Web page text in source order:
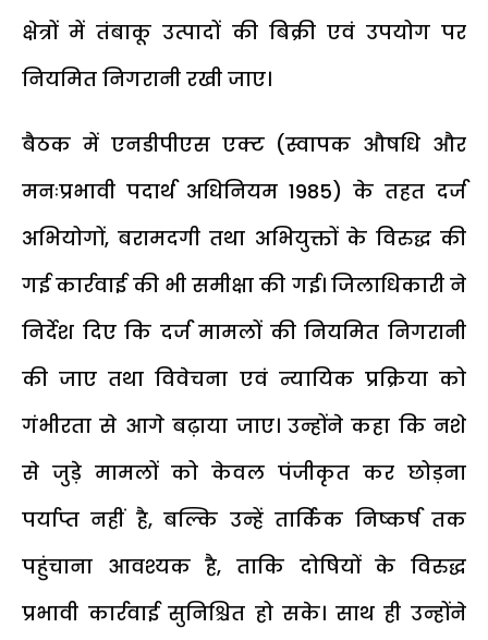
क्षेत्रों में तंबाकू उत्पादों की बिक्री एवं उपयोग पर
नियमित निगरानी रखी जाए।
बैठक में एनडीपीएस एक्ट (स्वापक औषधि और
मनःप्रभावी पदार्थ अधिनियम 1985) के तहत दर्ज
अभियोगों, बरामदगी तथा अभियुक्तों के विरुद्ध की
गई कार्रवाई की भी समीक्षा की गई। जिलाधिकारी ने
निर्देश दिए कि दर्ज मामलों की नियमित निगरानी
की जाए तथा विवेचना एवं न्यायिक प्रक्रिया को
गंभीरता से आगे बढ़ाया जाए। उन्होंने कहा कि नशे
से जुड़े मामलों को केवल पंजीकृत कर छोड़ना
पर्याप्त नहीं है, बल्कि उन्हें तार्किक निष्कर्ष तक
पहुंचाना आवश्यक है, ताकि दोषियों के विरुद्ध
प्रभावी कार्रवाई सुनिश्चित हो सके। साथ ही उन्होंने